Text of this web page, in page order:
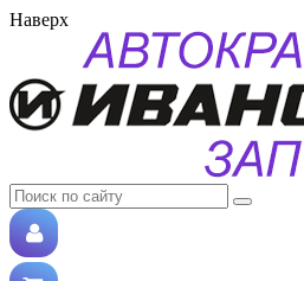
Наверх